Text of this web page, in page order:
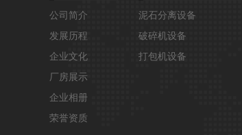
公司简介
发展历程
企业文化
厂房展示
企业相册
荣誉资质
泥石分离设备
破碎机设备
打包机设备